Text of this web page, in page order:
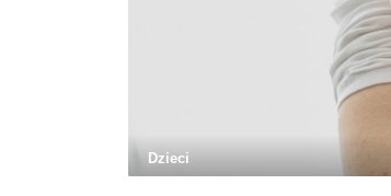
Dzieci